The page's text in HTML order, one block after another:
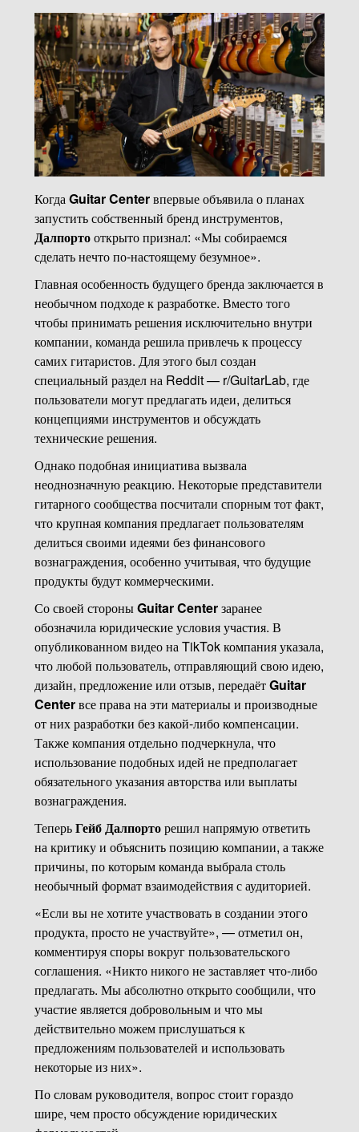
КогдаGuitar Centerвпервые объявила о планах
запустить собственный бренд инструментов,
Далпортооткрыто признал: «Мы собираемся
сделать нечто по-настоящему безумное».
Главная особенность будущего бренда заключается в
необычном подходе к разработке. Вместо того
чтобы принимать решения исключительно внутри
компании, команда решила привлечь к процессу
самих гитаристов. Для этого был создан
специальный раздел на Reddit — r/GuitarLab, где
пользователи могут предлагать идеи, делиться
концепциями инструментов и обсуждать
технические решения.
Однако подобная инициатива вызвала
неоднозначную реакцию. Некоторые представители
гитарного сообщества посчитали спорным тот факт,
что крупная компания предлагает пользователям
делиться своими идеями без финансового
вознаграждения, особенно учитывая, что будущие
продукты будут коммерческими.
Со своей стороныGuitar Centerзаранее
обозначила юридические условия участия. В
опубликованном видео на TikTok компания указала,
что любой пользователь, отправляющий свою идею,
дизайн, предложение или отзыв, передаётGuitar
Centerвсе права на эти материалы и производные
от них разработки без какой-либо компенсации.
Также компания отдельно подчеркнула, что
использование подобных идей не предполагает
обязательного указания авторства или выплаты
вознаграждения.
ТеперьГейб Далпорторешил напрямую ответить
на критику и объяснить позицию компании, а также
причины, по которым команда выбрала столь
необычный формат взаимодействия с аудиторией.
«Если вы не хотите участвовать в создании этого
продукта, просто не участвуйте», — отметил он,
комментируя споры вокруг пользовательского
соглашения. «Никто никого не заставляет что-либо
предлагать. Мы абсолютно открыто сообщили, что
участие является добровольным и что мы
действительно можем прислушаться к
предложениям пользователей и использовать
некоторые из них».
По словам руководителя, вопрос стоит гораздо
шире, чем просто обсуждение юридических